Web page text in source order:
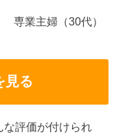
専業主婦（30代）
見る
な評価が付けられ